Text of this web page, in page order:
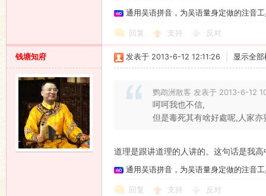
通用吴语拼音，为吴语量身定做的注音
回复 支持 反对
钱塘知府 发表于 2013-6-12 12:11:26 显示全部
鹦鹉洲散客 发表于 2013-6-12
呵呵我也不信,
但是毒死其有啥好處呢,人家
道理是跟讲道理的人讲的。这句话是我
通用吴语拼音，为吴语量身定做的注音
回复 支持 反对